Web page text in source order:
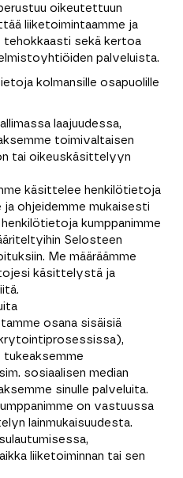
oikeutettuun
liiketoimintaamme ja
tehokkaasti sekä kertoa
palveluista.
kolmansille osapuolille
laajuudessa,
toimivaltaisen
tai oikeuskäsittelyyn
käsittelee henkilötietoja
ja ohjeidemme mukaisesti
kumppanimme
Selosteen
Me määräämme
käsittelystä ja
osana sisäisiä
tukeaksemme
sosiaalisen median
sinulle palveluita.
on vastuussa
lainmukaisuudesta.
liiketoiminnan tai sen